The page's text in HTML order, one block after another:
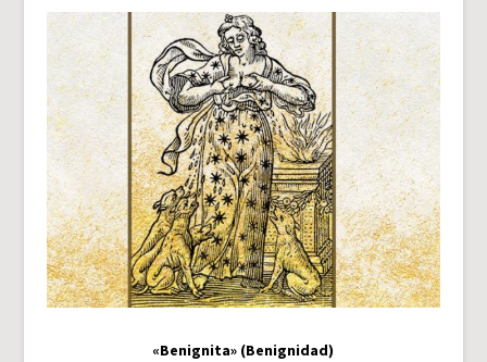
«Benignita» (Benignidad)